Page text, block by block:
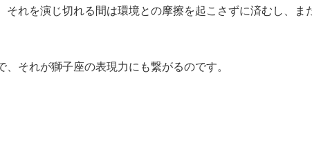
れを演じ切れる間は環境との摩擦を起こさずに済むし、ま
それが獅子座の表現力にも繋がるのです。